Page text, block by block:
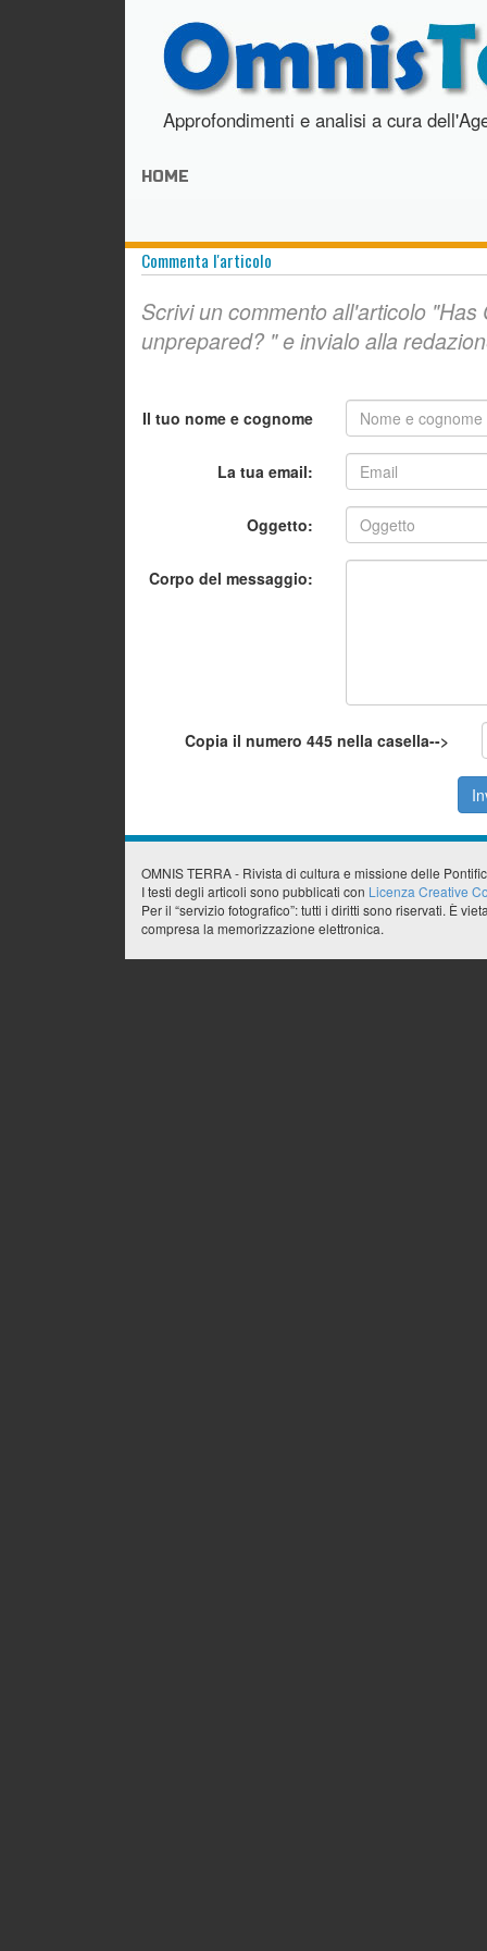
Approfondimenti e analisi a cura
HOME
Commenta l'articolo
Scrivi un commento all'articolo "Has
unprepared? "e invialo alla
Il tuo nome e cognome
La tua email:
Oggetto:
Corpo del messaggio:
Copia il numero 445nella casella-->
OMNIS TERRA - Rivista di cultura e missione delle
I testi degli articoli sono pubblicati con Licenza Creative
Per il “servizio fotografico”: tutti i diritti sono riservati. È
compresa la memorizzazione elettronica.